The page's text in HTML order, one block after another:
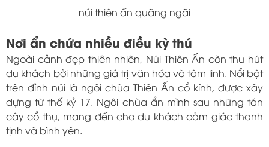
núi thiên ấn quãng ngãi
Nơi ẩn chứa nhiều điều kỳ thú
Ngoài cảnh đẹp thiên nhiên, Núi Thiên Ấn còn thu hút
du khách bởi những giá trị văn hóa và tâm linh. Nổi bật
trên đỉnh núi là ngôi chùa Thiên Ấn cổ kính, được xây
dựng từ thế kỷ 17. Ngôi chùa ẩn mình sau những tán
cây cổ thụ, mang đến cho du khách cảm giác thanh
tịnh và bình yên.